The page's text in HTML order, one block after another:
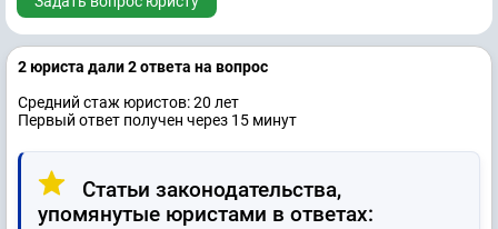
2 юристa дали 2 ответa на вопрос
Средний стаж юристов: 20 лет
Первый ответ получен через 15 минут
Статьи законодательства,
упомянутые юристами в ответах: